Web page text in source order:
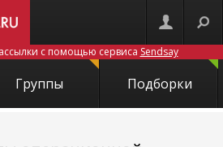
с помощью сервиса Sendsay
Группы Подборки